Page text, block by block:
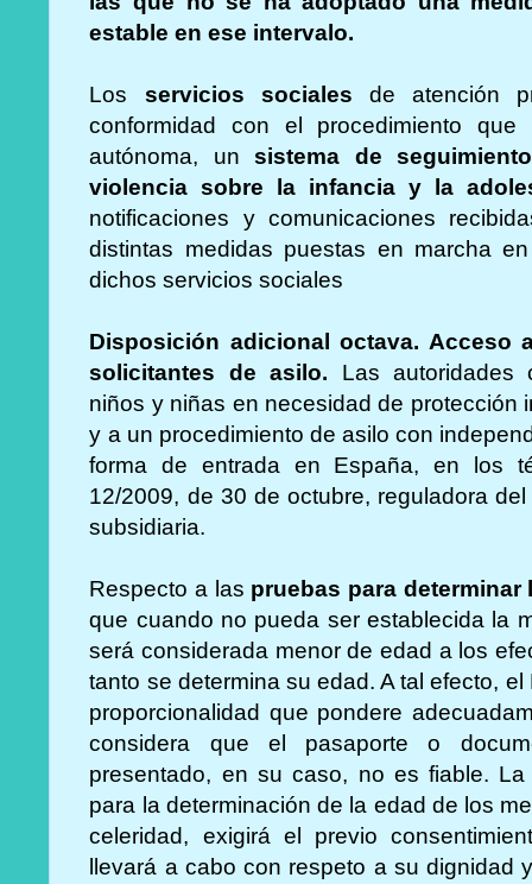
estable en ese intervalo.
Los servicios sociales de atención
conformidad con el procedimiento
autónoma, unsistema de
violencia sobre la infancia y la
notificaciones y comunicaciones
distintas medidas puestas en marcha
dichos servicios sociales
Disposición adicional octava. Acceso
solicitantes de asilo. Las autoridades
niños y niñas en necesidad de protección
y a un procedimiento de asilo con
forma de entrada en España, en los
12/2009, de 30 de octubre, reguladora
subsidiaria.
Respecto a las pruebas para
que cuando no pueda ser establecida la
será considerada menor de edad a los
tanto se determina su edad. A tal efecto,
proporcionalidad que pondere
considera que el pasaporte o
presentado, en su caso, no es fiable.
para la determinación de la edad de los
celeridad, exigirá el previo
llevará a cabo con respeto a su dignidad